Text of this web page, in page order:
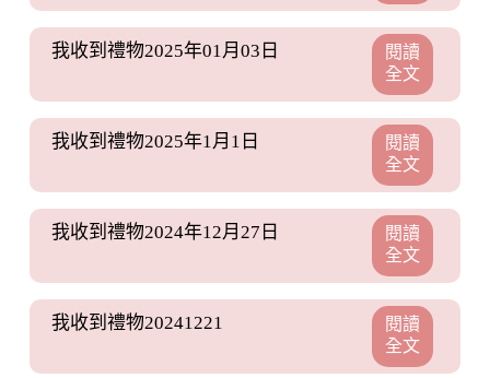
我收到禮物2025年01月03日
閱讀
全文
我收到禮物2025年1月1日
閱讀
全文
我收到禮物2024年12月27日
閱讀
全文
我收到禮物20241221
閱讀
全文